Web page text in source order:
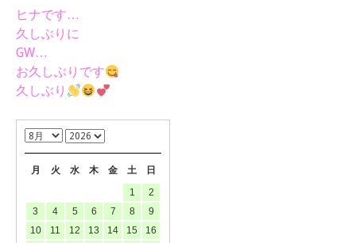
ヒナです…
久しぶりに
GW…
お久しぶりです
久しぶり
月 火 水 木 金 土 日
1
2
3
4 5 6 7 8
9
10
11 12 13 14 15
16